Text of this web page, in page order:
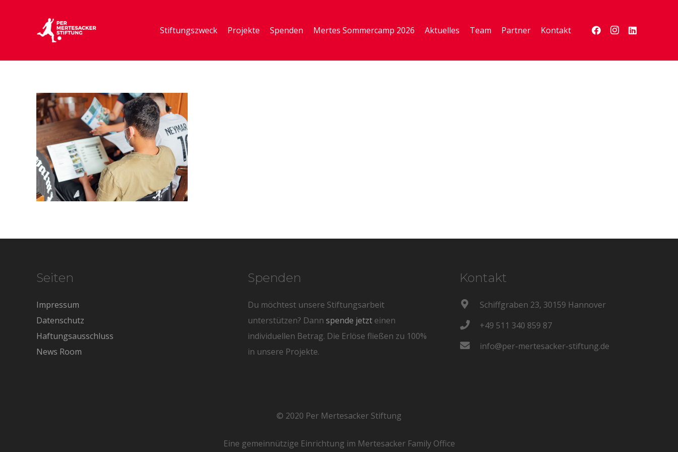
Stiftungszweck Projekte Spenden Mertes Sommercamp 2026 Aktuelles Team Partner Kontakt
Seiten
Impressum
Datenschutz
Haftungsausschluss
News Room
Spenden
Du möchtest unsere Stiftungsarbeit
unterstützen? Dannspende jetzt einen
individuellen Betrag. Die Erlöse fließen zu 100%
in unsere Projekte.
Kontakt
Schiffgraben 23, 30159 Hannover
+49 511 340 859 87
info@per-mertesacker-stiftung.de
© 2020 Per Mertesacker Stiftung
Eine gemeinnützige Einrichtung im Mertesacker Family Office